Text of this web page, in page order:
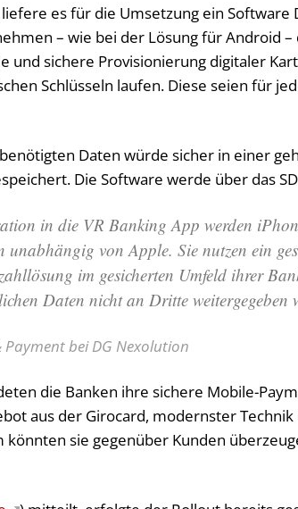
es für die Umsetzung ein Software
– wie bei der Lösung für Android
und sichere Provisionierung digitaler
Schlüsseln laufen. Diese seien für
Daten würde sicher in einer
Die Software werde über das
in die VR Banking App werden
unabhängig von Apple. Sie nutzen ein
im gesicherten Umfeld ihrer
Daten nicht an Dritte weitergegeben
bei DG Nexolution
die Banken ihre sichere Mobile-
aus der Girocard, modernster
könnten sie gegenüber Kunden